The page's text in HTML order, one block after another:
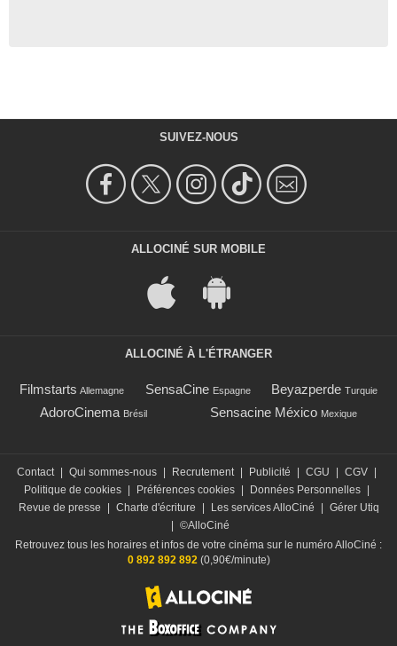
SUIVEZ-NOUS
ALLOCINÉ SUR MOBILE
ALLOCINÉ À L'ÉTRANGER
Filmstarts Allemagne SensaCine Espagne Beyazperde Turquie
AdoroCinema Brésil Sensacine México Mexique
Contact Qui sommes-nous Recrutement Publicité CGU CGV
Politique de cookies
Préférences cookies Données Personnelles
Revue de presse
Charte d'écriture Les services AlloCiné
Gérer Utiq
©AlloCiné
Retrouvez tous les horaires et infos de votre cinéma sur le numéro AlloCiné :
0 892 892 892(0,90€/minute)